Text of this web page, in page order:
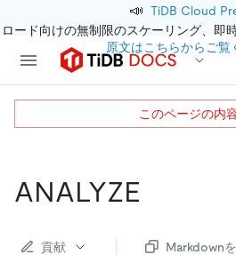
📣 TiDB Cloud
ード向けの無制限のスケーリング、
原文はこちらからご覧
ANALYZE
貢献
Markdown
このページの内